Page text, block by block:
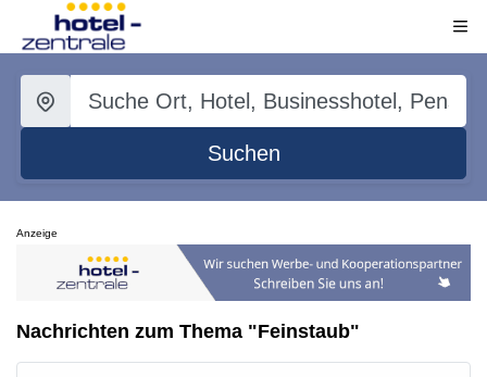
Suchen
Anzeige
Nachrichten zum Thema "Feinstaub"